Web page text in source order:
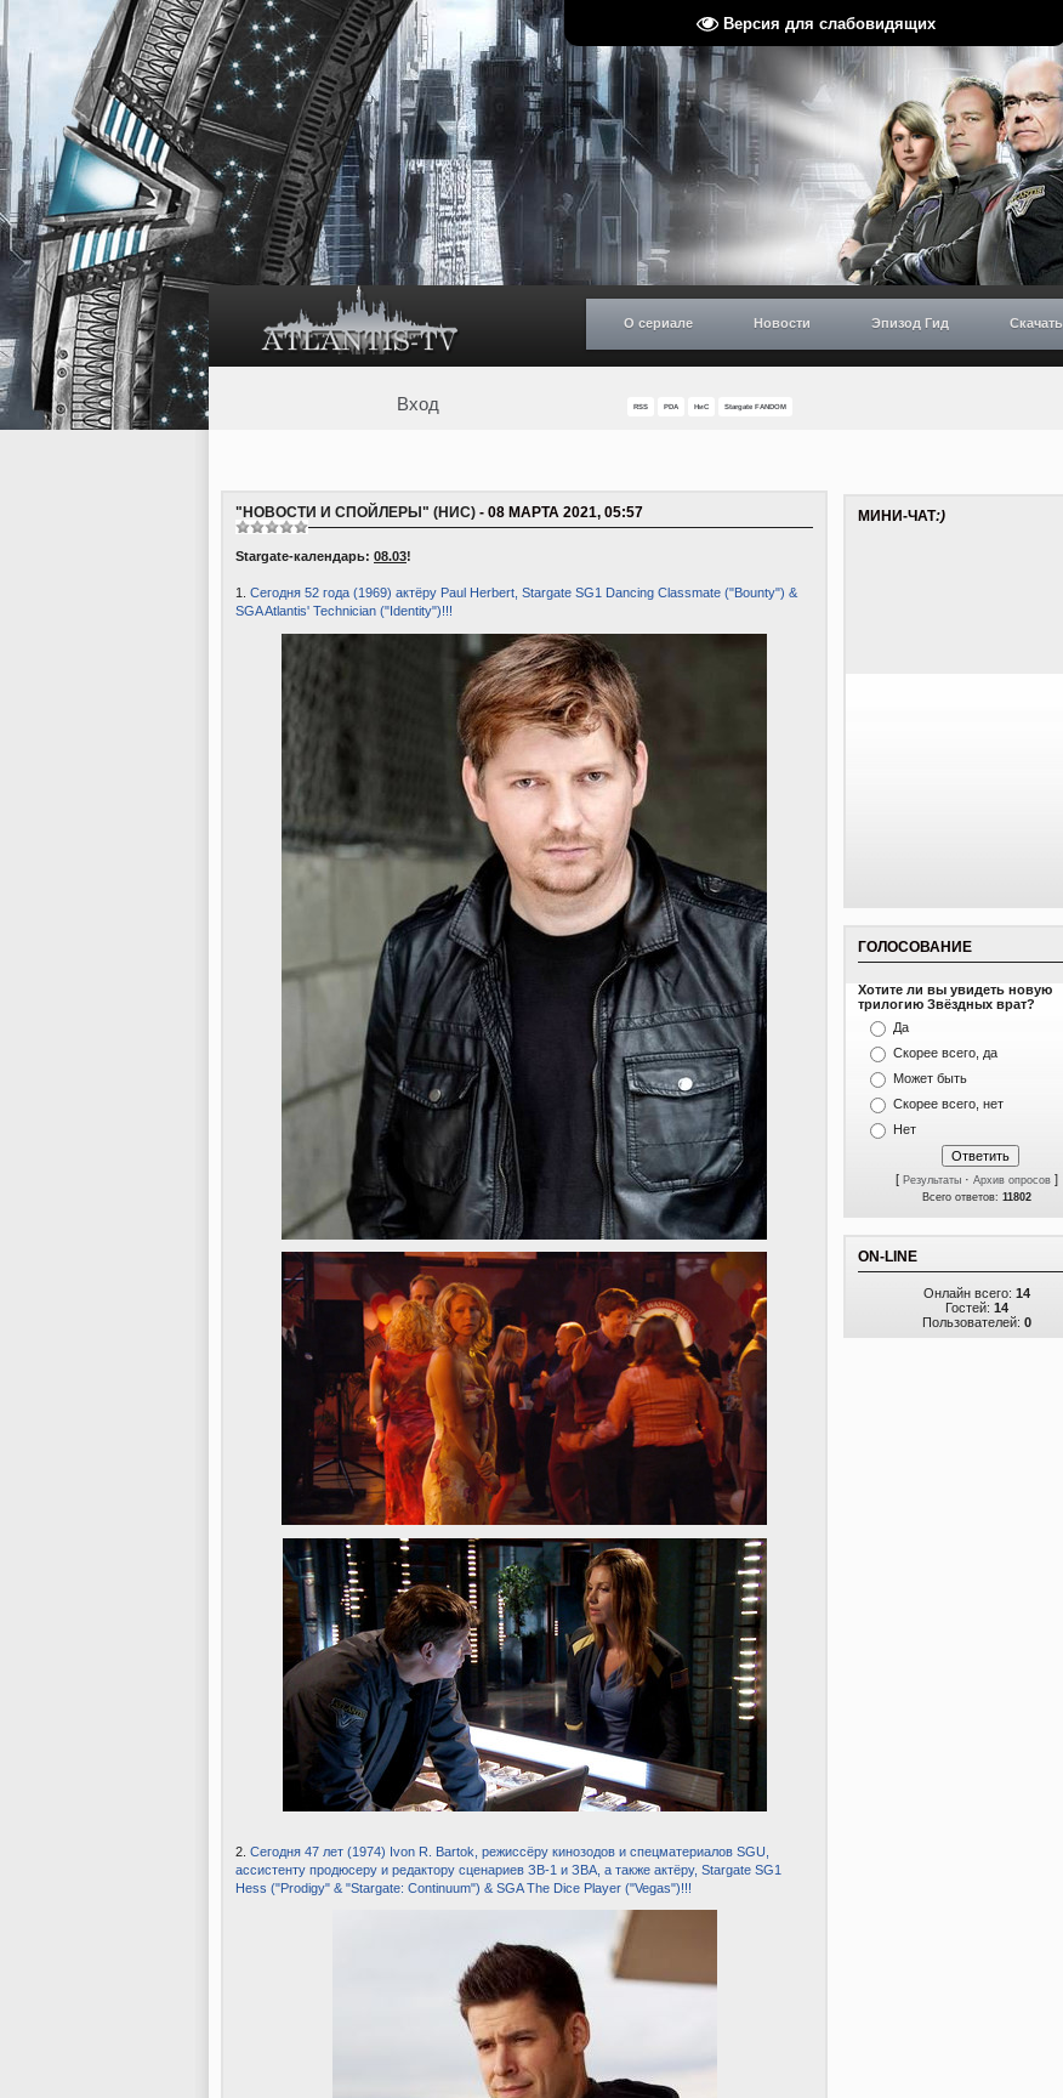
Версия для слабовидящих
О сериале Новости Эпизод Гид Скачать
Вход RSS PDA НиС Stargate FANDOM
"НОВОСТИ И СПОЙЛЕРЫ" (НИС) - 08 МАРТА 2021, 05:57
Stargate-календарь: 08.03!
1. Сегодня 52 года (1969) актёру Paul Herbert, Stargate SG1 Dancing Classmate ("Bounty") &
SGA Atlantis' Technician ("Identity")!!!
2. Сегодня 47 лет (1974) Ivon R. Bartok, режиссёру кинозодов и спецматериалов SGU,
ассистенту продюсеру и редактору сценариев ЗВ-1 и ЗВА, а также актёру, Stargate SG1
Hess ("Prodigy" & "Stargate: Continuum") & SGA The Dice Player ("Vegas")!!!
МИНИ-ЧАТ:)
ГОЛОСОВАНИЕ
Хотите ли вы увидеть новую
трилогию Звёздных врат?
Да
Скорее всего, да
Может быть
Скорее всего, нет
Нет
[ Результаты · Архив опросов ]
Всего ответов: 11802
ON-LINE
Онлайн всего: 14
Гостей: 14
Пользователей: 0